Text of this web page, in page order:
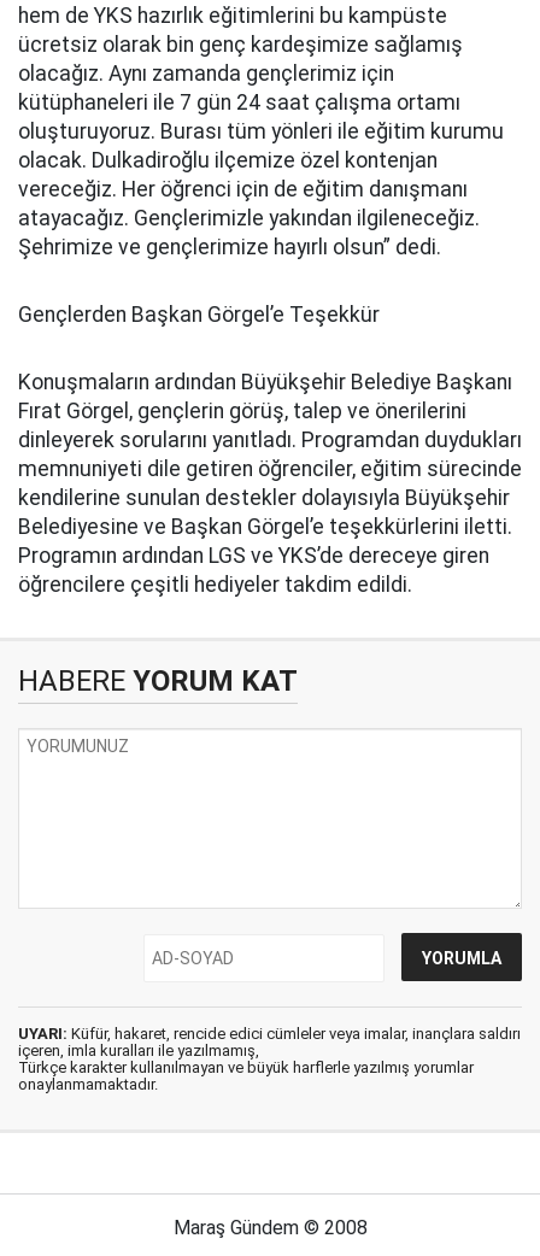
hem de YKS hazırlık eğitimlerini bu kampüste
ücretsiz olarak bin genç kardeşimize sağlamış
olacağız. Aynı zamanda gençlerimiz için
kütüphaneleri ile 7 gün 24 saat çalışma ortamı
oluşturuyoruz. Burası tüm yönleri ile eğitim kurumu
olacak. Dulkadiroğlu ilçemize özel kontenjan
vereceğiz. Her öğrenci için de eğitim danışmanı
atayacağız. Gençlerimizle yakından ilgileneceğiz.
Şehrimize ve gençlerimize hayırlı olsun” dedi.
Gençlerden Başkan Görgel’e Teşekkür
Konuşmaların ardından Büyükşehir Belediye Başkanı
Fırat Görgel, gençlerin görüş, talep ve önerilerini
dinleyerek sorularını yanıtladı. Programdan duydukları
memnuniyeti dile getiren öğrenciler, eğitim sürecinde
kendilerine sunulan destekler dolayısıyla Büyükşehir
Belediyesine ve Başkan Görgel’e teşekkürlerini iletti.
Programın ardından LGS ve YKS’de dereceye giren
öğrencilere çeşitli hediyeler takdim edildi.
HABERE YORUM KAT
UYARI: Küfür, hakaret, rencide edici cümleler veya imalar, inançlara saldırı
içeren, imla kuralları ile yazılmamış,
Türkçe karakter kullanılmayan ve büyük harflerle yazılmış yorumlar
onaylanmamaktadır.
Maraş Gündem © 2008